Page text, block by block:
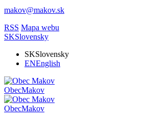
makov@makov.sk
RSS Mapa webu
SKSlovensky
SKSlovensky
ENEnglish
ObecMakov
ObecMakov